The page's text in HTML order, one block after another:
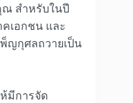
สำหรับในปี
คเอกชน และ
ญกุศลถวายเป็น
มีการจัด